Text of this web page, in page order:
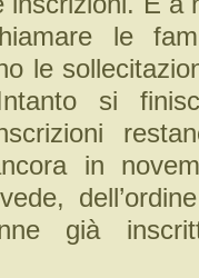
le
le
si
in
già